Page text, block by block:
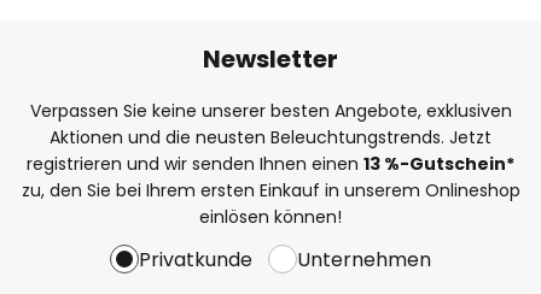
Newsletter
Verpassen Sie keine unserer besten Angebote, exklusiven
Aktionen und die neusten Beleuchtungstrends. Jetzt
registrieren und wir senden Ihnen einen 13 %-Gutschein*
zu, den Sie bei Ihrem ersten Einkauf in unserem Onlineshop
einlösen können!
Privatkunde Unternehmen